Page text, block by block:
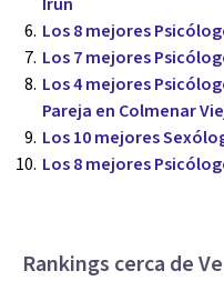
Los 8 mejores
Los 7 mejores
Los 4 mejores
Pareja en Colmenar
Los 10 mejores
Los 8 mejores
Rankings cerca de